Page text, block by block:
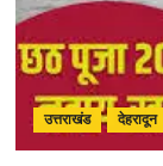
उत्तराखंड देहरादून